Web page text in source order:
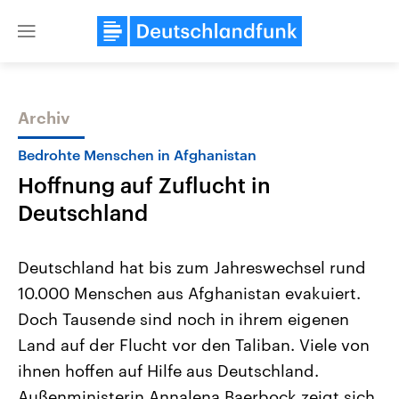
Close
Themen
Landtagswahl Sachsen-Anhalt
2026
Alle Informationen
Sachsen-Anhalt wählt am 6.
September 2026 einen neuen
Landtag. Seit 2021 wird das
Bundesland von einer Koalition aus
USA
Aktuelle Beiträge,
Hintergründe
Wirtschaftlich und
gehören die Vereinigten
den mächtigsten Ländern
mit großem Einfluss auf
Archiv
Bedrohte Menschen in Afghanistan
Hoffnung auf Zuflucht in
Deutschland
Deutschland hat bis zum Jahreswechsel rund
10.000 Menschen aus Afghanistan evakuiert.
Doch Tausende sind noch in ihrem eigenen
Land auf der Flucht vor den Taliban. Viele von
ihnen hoffen auf Hilfe aus Deutschland.